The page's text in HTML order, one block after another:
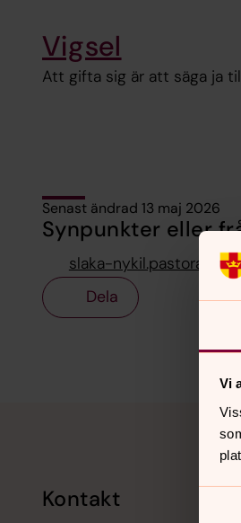
Vi
Vigsel
Att gifta sig är att säga ja
Senast ändrad 13 maj 2026
Synpunkter eller
slaka-
Dela
Kontakt